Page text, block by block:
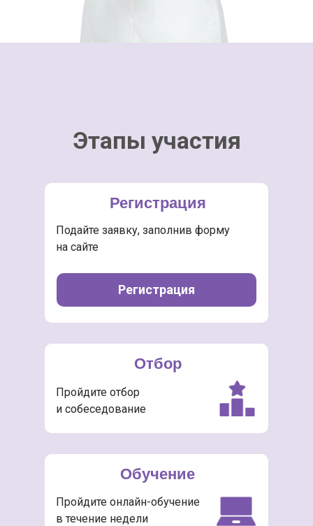
Этапы участия
Регистрация
Подайте заявку, заполнив форму
на сайте
Регистрация
Отбор
Пройдите отбор
и собеседование
Обучение
Пройдите онлайн-обучение
в течение недели